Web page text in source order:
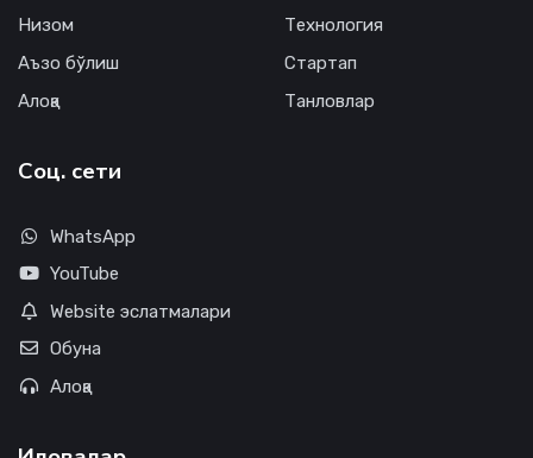
Низом
Аъзо бўлиш
Алоқа
Технология
Стартап
Танловлар
Соц. сети
WhatsApp
YouTube
Website эслатмалари
Обуна
Алоқа